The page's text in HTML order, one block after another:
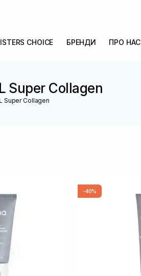
CHOICE БРЕНДИ ПРО НАС
Super Collagen
Super Collagen
-40%